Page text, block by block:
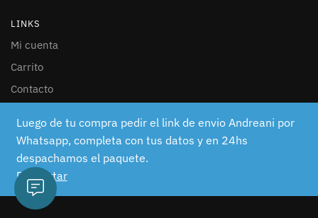
LINKS
Mi cuenta
Carrito
Contacto
SEGUINOS
Facebook
Instagram
Luego de tu compra pedir el link de envio Andreani por
Whatsapp, completa con tus datos y en 24hs
despachamos el paquete.
Descartar